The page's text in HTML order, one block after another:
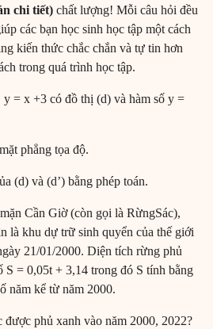
chi tiết) chất lượng! Mỗi câu hỏi đều
các bạn học sinh học tập một cách
kiến thức chắc chắn và tự tin hơn
trong quá trình học tập.
= x +3 có đồ thị (d) và hàm số y =
phẳng tọa độ.
(d) và (d’) bằng phép toán.
Cần Giờ (còn gọi là RừngSác),
là khu dự trữ sinh quyển của thế giới
21/01/2000. Diện tích rừng phủ
S = 0,05t + 3,14 trong đó S tính bằng
năm kể từ năm 2000.
phủ xanh vào năm 2000, 2022?